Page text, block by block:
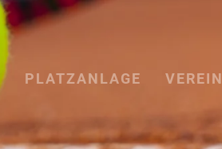
PLATZANLAGE VEREIN